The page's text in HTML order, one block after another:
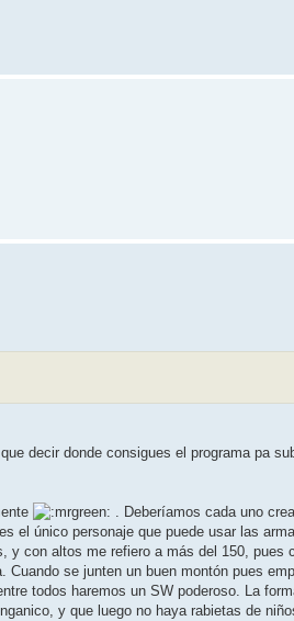
decir donde consigues el programa pa
. Deberíamos cada uno
el único personaje que puede usar las
y con altos me refiero a más del 150, pues
se junten un buen montón pues
todos haremos un SW poderoso. La
y que luego no haya rabietas de